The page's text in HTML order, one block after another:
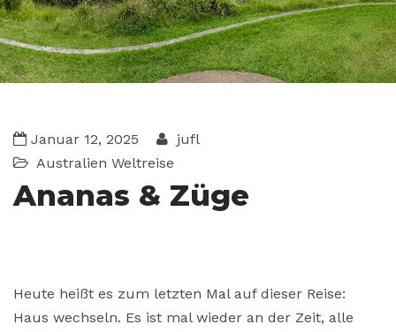
Januar 12, 2025
jufl
Australien Weltreise
Ananas & Züge
Heute heißt es zum letzten Mal auf dieser Reise:
Haus wechseln. Es ist mal wieder an der Zeit, alle